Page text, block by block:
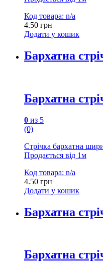
Код товара: n/a
4.50 грн
Додати у кошик
Бархатна
Бархатна
0 из 5
(0)
Стрічка бархатна
Продається від 1м
Код товара: n/a
4.50 грн
Додати у кошик
Бархатна
Бархатна